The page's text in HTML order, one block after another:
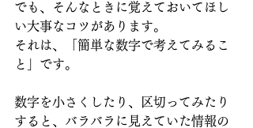
でも、そんなときに覚えておいてほし
い大事なコツがあります。
それは、「簡単な数字で考えてみるこ
と」です。
数字を小さくしたり、区切ってみたり
すると、バラバラに見えていた情報の